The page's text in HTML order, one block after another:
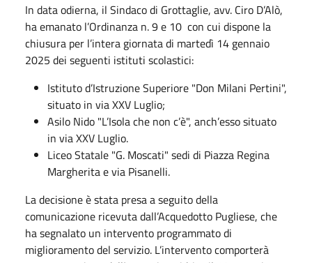
In data odierna, il Sindaco di Grottaglie, avv. Ciro D’Alò,
ha emanato l’Ordinanza n. 9 e 10 con cui dispone la
chiusura per l’intera giornata di martedì 14 gennaio
2025 dei seguenti istituti scolastici:
Istituto d’Istruzione Superiore "Don Milani Pertini",
situato in via XXV Luglio;
Asilo Nido "L’Isola che non c’è", anch’esso situato
in via XXV Luglio.
Liceo Statale "G. Moscati" sedi di Piazza Regina
Margherita e via Pisanelli.
La decisione è stata presa a seguito della
comunicazione ricevuta dall’Acquedotto Pugliese, che
ha segnalato un intervento programmato di
miglioramento del servizio. L’intervento comporterà